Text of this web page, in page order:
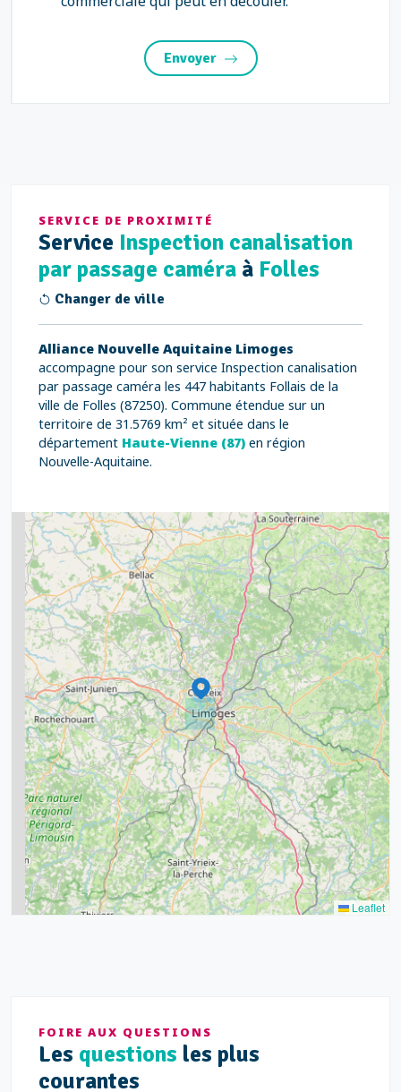
Envoyer
SERVICE DE PROXIMITÉ
Service Inspection canalisation
par passage caméra à Folles
Changer de ville
Alliance Nouvelle Aquitaine Limoges
accompagne pour son service Inspection canalisation
par passage caméra les 447 habitants Follais de la
ville de Folles (87250). Commune étendue sur un
territoire de 31.5769 km² et située dans le
département Haute-Vienne (87) en région
Nouvelle-Aquitaine.
2
9
2
3
11
5
8
7
7
6
20
2
9
8
5
11
15
7
Leaflet
FOIRE AUX QUESTIONS
Les questions les plus
courantes